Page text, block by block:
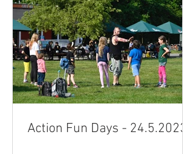
Action Fun Days - 24.5.2023